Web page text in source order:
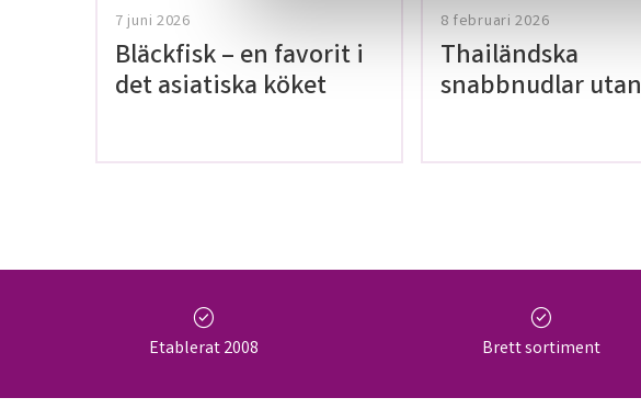
l
7 juni 2026
Bläckfisk – en favorit i
det asiatiska köket
8 februari 2026
Thailändska
snabbnudlar utan
check_circle
Etablerat 2008
check_circle
Brett sortiment